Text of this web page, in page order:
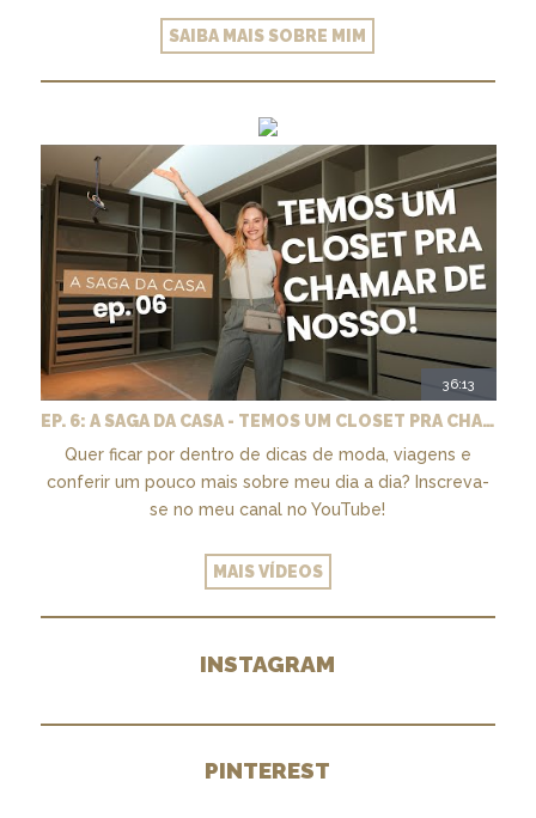
SAIBA MAIS SOBRE MIM
36:13
EP. 6: A SAGA DA CASA - TEMOS UM CLOSET PRA CHAMAR DE NOSSO + MARCENARIA E PAISAGISMO
Quer ficar por dentro de dicas de moda, viagens e
conferir um pouco mais sobre meu dia a dia? Inscreva-
se no meu canal no YouTube!
MAIS VÍDEOS
INSTAGRAM
PINTEREST